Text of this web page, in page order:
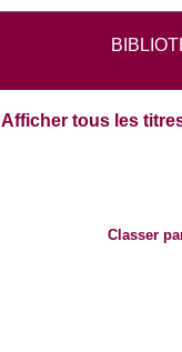
Afficher tous les
Classer